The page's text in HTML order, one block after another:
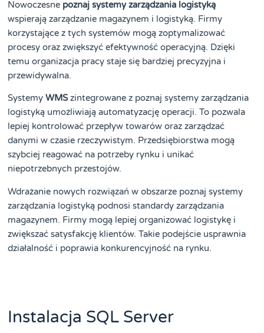
Nowoczesne poznaj systemy zarządzania logistyką
wspierają zarządzanie magazynem i logistyką. Firmy
korzystające z tych systemów mogą zoptymalizować
procesy oraz zwiększyć efektywność operacyjną. Dzięki
temu organizacja pracy staje się bardziej precyzyjna i
przewidywalna.
SystemyWMSzintegrowane z poznaj systemy zarządzania
logistyką umożliwiają automatyzację operacji. To pozwala
lepiej kontrolować przepływ towarów oraz zarządzać
danymi w czasie rzeczywistym. Przedsiębiorstwa mogą
szybciej reagować na potrzeby rynku i unikać
niepotrzebnych przestojów.
Wdrażanie nowych rozwiązań w obszarze poznaj systemy
zarządzania logistyką podnosi standardy zarządzania
magazynem. Firmy mogą lepiej organizować logistykę i
zwiększać satysfakcję klientów. Takie podejście usprawnia
działalność i poprawia konkurencyjność na rynku.
Instalacja SQL Server